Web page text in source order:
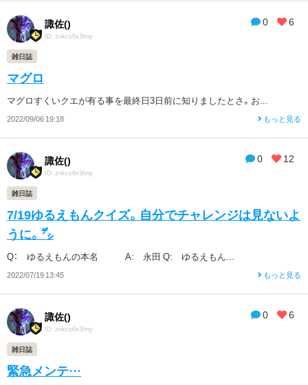
0 6
諏佐()
ID: zrikcs6x3hny
雑日誌
マグロ
マグロすくいクエが有る事を最終日3日前に知りましたとさ。お...
2022/09/06 19:18 もっと見る
0 12
諏佐()
ID: zrikcs6x3hny
雑日誌
7/19ゆるえもんクイズ。自分でチャレンジは見ないよ
うに。㌥
Q： ゆるえもんの本名 A: 永田 Q: ゆるえもん...
2022/07/19 13:45 もっと見る
0 6
諏佐()
ID: zrikcs6x3hny
雑日誌
緊急メンテ…